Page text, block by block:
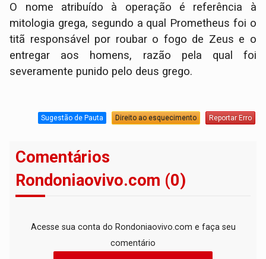
O nome atribuído à operação é referência à
mitologia grega, segundo a qual Prometheus foi o
titã responsável por roubar o fogo de Zeus e o
entregar aos homens, razão pela qual foi
severamente punido pelo deus grego.
Sugestão de Pauta Direito ao esquecimento Reportar Erro
Comentários
Rondoniaovivo.com (0)
Acesse sua conta do Rondoniaovivo.com e faça seu
comentário